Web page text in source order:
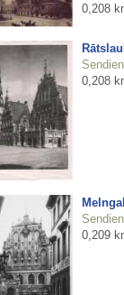
0,208
0,208
0,209